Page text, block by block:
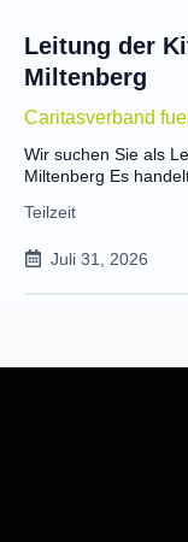
Leitung der
Miltenberg
Caritasverband
Teilzeit
Wir suchen Sie als
Miltenberg Es
Juli 31, 2026